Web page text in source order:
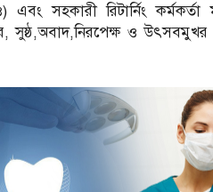
সহকারী রিটার্নিং
সুষ্ঠ,অবাদ,নিরপেক্ষ ও উৎসবমুখর